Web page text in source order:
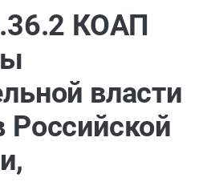
КОАП
власти
Российской